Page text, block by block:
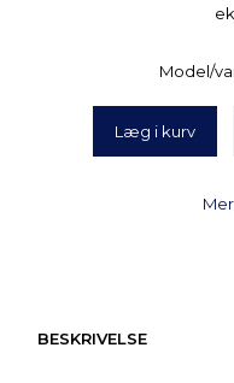
Model/
Læg i kurv
BESKRIVELSE